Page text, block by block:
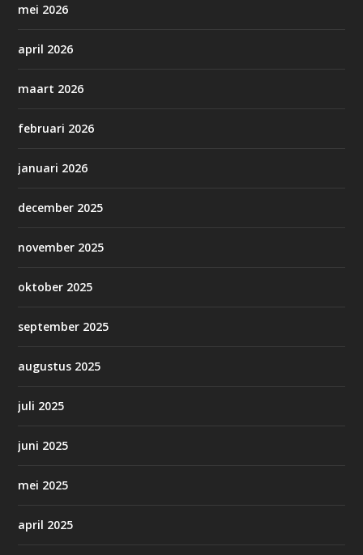
mei 2026
april 2026
maart 2026
februari 2026
januari 2026
december 2025
november 2025
oktober 2025
september 2025
augustus 2025
juli 2025
juni 2025
mei 2025
april 2025